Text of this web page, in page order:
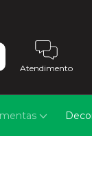
Atendimento